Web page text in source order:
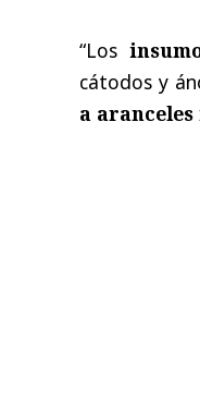
“Los
cátodos y
a